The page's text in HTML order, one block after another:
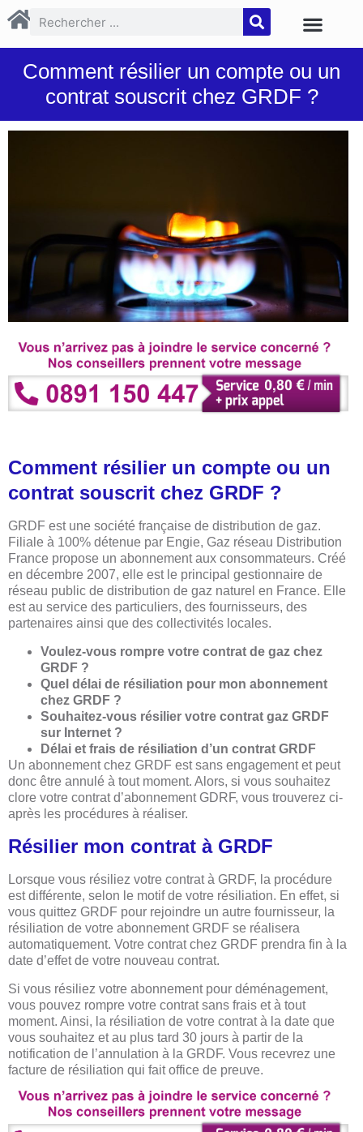
Comment résilier un compte ou un
contrat souscrit chez GRDF ?
Comment résilier un compte ou un
contrat souscrit chez GRDF ?
GRDF est une société française de distribution de gaz.
Filiale à 100% détenue par Engie, Gaz réseau Distribution
France propose un abonnement aux consommateurs. Créé
en décembre 2007, elle est le principal gestionnaire de
réseau public de distribution de gaz naturel en France. Elle
est au service des particuliers, des fournisseurs, des
partenaires ainsi que des collectivités locales.
Voulez-vous rompre votre contrat de gaz chez
GRDF ?
Quel délai de résiliation pour mon abonnement
chez GRDF ?
Souhaitez-vous résilier votre contrat gaz GRDF
sur Internet ?
Délai et frais de résiliation d’un contrat GRDF
Un abonnement chez GRDF est sans engagement et peut
donc être annulé à tout moment. Alors, si vous souhaitez
clore votre contrat d’abonnement GDRF, vous trouverez ci-
après les procédures à réaliser.
Résilier mon contrat à GRDF
Lorsque vous résiliez votre contrat à GRDF, la procédure
est différente, selon le motif de votre résiliation. En effet, si
vous quittez GRDF pour rejoindre un autre fournisseur, la
résiliation de votre abonnement GRDF se réalisera
automatiquement. Votre contrat chez GRDF prendra fin à la
date d’effet de votre nouveau contrat.
Si vous résiliez votre abonnement pour déménagement,
vous pouvez rompre votre contrat sans frais et à tout
moment. Ainsi, la résiliation de votre contrat à la date que
vous souhaitez et au plus tard 30 jours à partir de la
notification de l’annulation à la GRDF. Vous recevrez une
facture de résiliation qui fait office de preuve.